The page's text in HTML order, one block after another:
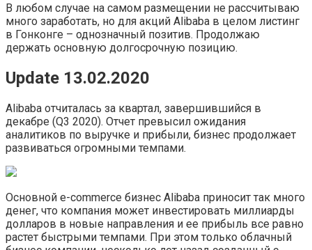
В любом случае на самом размещении не рассчитываю
много заработать, но для акций Alibaba в целом листинг
в Гонконге – однозначный позитив. Продолжаю
держать основную долгосрочную позицию.
Update 13.02.2020
Alibaba отчиталась за квартал, завершившийся в
декабре (Q3 2020). Отчет превысил ожидания
аналитиков по выручке и прибыли, бизнес продолжает
развиваться огромными темпами.
Основной e-commerce бизнес Alibaba приносит так много
денег, что компания может инвестировать миллиарды
долларов в новые направления и ее прибыль все равно
растет быстрыми темпами. При этом только облачный